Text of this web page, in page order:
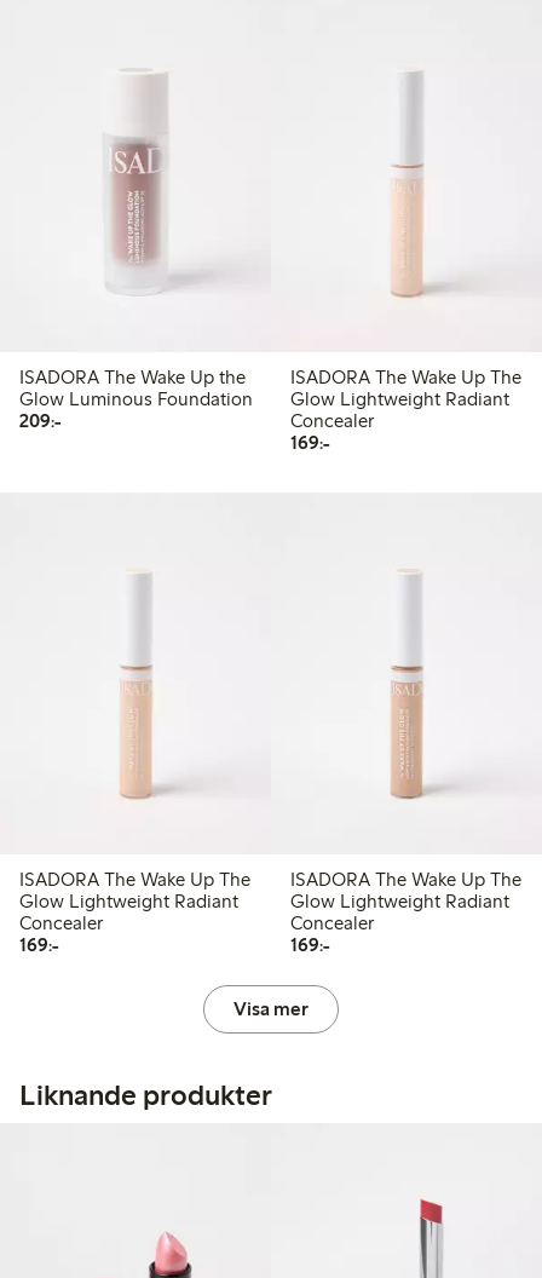
ISADORA The Wake Up the
Glow Luminous Foundation
209:-209,00 kr
ISADORA The Wake Up The
Glow Lightweight Radiant
Concealer
169:-169,00 kr
ISADORA The Wake Up The
Glow Lightweight Radiant
Concealer
169:-169,00 kr
ISADORA The Wake Up The
Glow Lightweight Radiant
Concealer
169:-169,00 kr
Visa mer
Liknande produkter